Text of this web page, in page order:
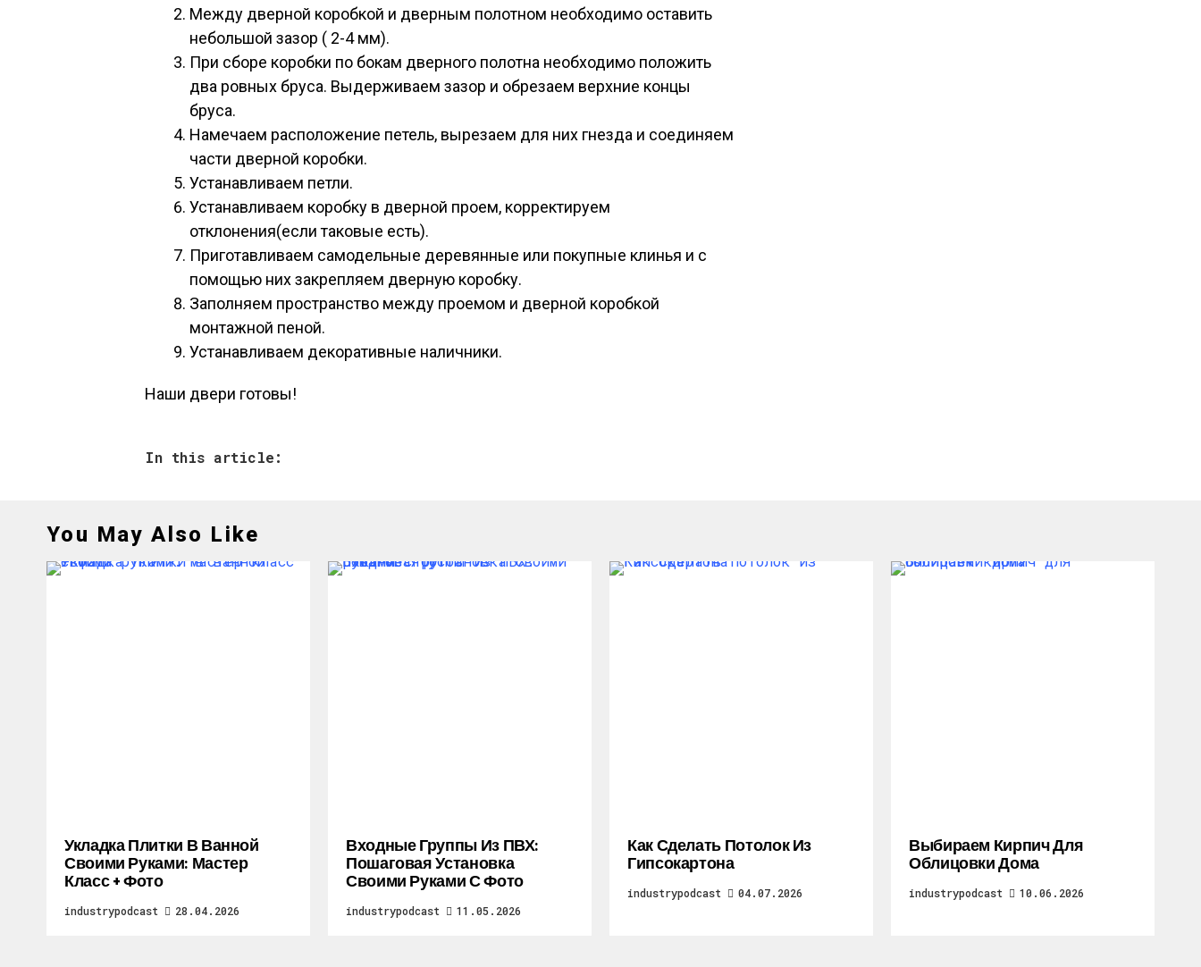
Между дверной коробкой и дверным полотном необходимо оставить
небольшой зазор ( 2-4 мм).
При сборе коробки по бокам дверного полотна необходимо положить
два ровных бруса. Выдерживаем зазор и обрезаем верхние концы
бруса.
Намечаем расположение петель, вырезаем для них гнезда и соединяем
части дверной коробки.
Устанавливаем петли.
Устанавливаем коробку в дверной проем, корректируем
отклонения(если таковые есть).
Приготавливаем самодельные деревянные или покупные клинья и с
помощью них закрепляем дверную коробку.
Заполняем пространство между проемом и дверной коробкой
монтажной пеной.
Устанавливаем декоративные наличники.
Наши двери готовы!
In this article:
You May Also Like
Укладка Плитки В Ванной
Своими Руками: Мастер
Класс + Фото
industrypodcast 28.04.2026
Входные Группы Из ПВХ:
Пошаговая Установка
Своими Руками С Фото
industrypodcast 11.05.2026
Как Сделать Потолок Из
Гипсокартона
industrypodcast 04.07.2026
Выбираем Кирпич Для
Облицовки Дома
industrypodcast 10.06.2026